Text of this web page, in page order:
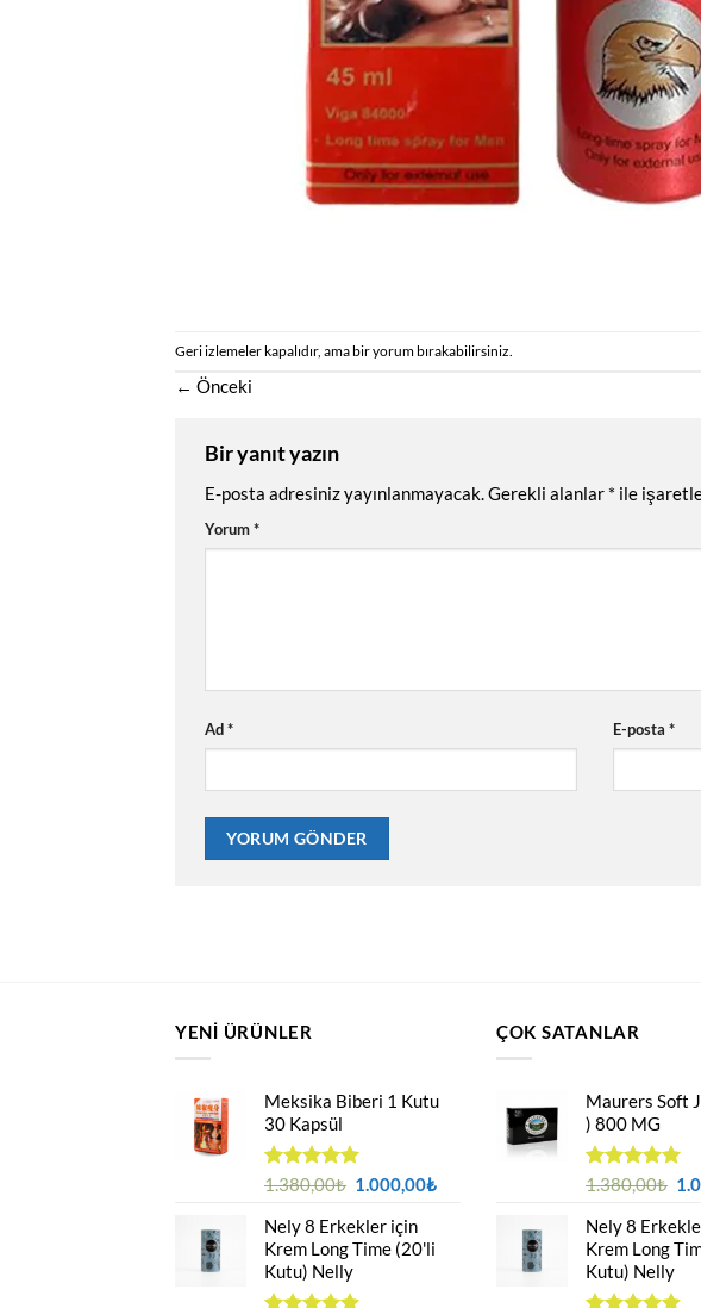
Geri izlemeler kapalıdır, amabir yorumbırakabilirsiniz.
← Önceki
Bir yanıt yazın
E-posta adresiniz yayınlanmayacak.Gerekli alanlar * ile
Yorum*
Ad* E-posta*
YENI ÜRÜNLER
Meksika Biberi 1 Kutu
30 Kapsül
5 üzerinden
aldı
1.380,00₺ Orijinal
1.380,00₺.
1.000,00₺Şu
Nely 8 Erkekler için
Krem Long Time (20'li
Kutu) Nelly
ÇOK SATANLAR
Maurers Soft
) 800 MG
5 üzerinden
aldı
1.380,00₺
Nely 8
Krem Long
Kutu) Nelly